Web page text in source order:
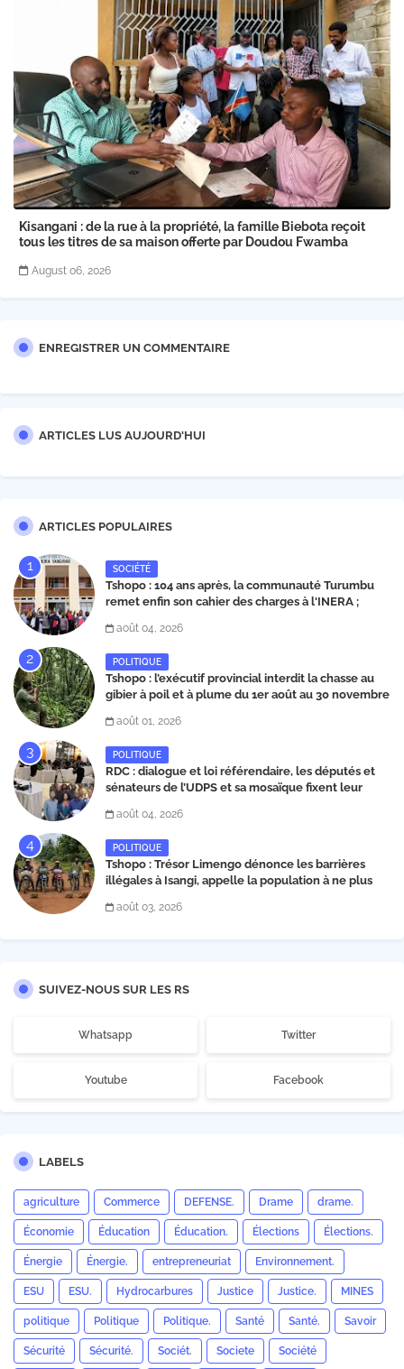
Kisangani : de la rue à la propriété, la famille Biebota reçoit
tous les titres de sa maison offerte par Doudou Fwamba
August 06, 2026
ENREGISTRER UN COMMENTAIRE
ARTICLES LUS AUJOURD'HUI
ARTICLES POPULAIRES
SOCIÉTÉ
Tshopo : 104 ans après, la communauté Turumbu
remet enfin son cahier des charges à l'INERA ;
août 04, 2026
POLITIQUE
Tshopo : l’exécutif provincial interdit la chasse au
gibier à poil et à plume du 1er août au 30 novembre
août 01, 2026
POLITIQUE
RDC : dialogue et loi référendaire, les députés et
sénateurs de l’UDPS et sa mosaïque fixent leur
Matata
août 04, 2026
POLITIQUE
Tshopo : Trésor Limengo dénonce les barrières
illégales à Isangi, appelle la population à ne plus
août 03, 2026
SUIVEZ-NOUS SUR LES RS
Whatsapp Twitter
Youtube Facebook
LABELS
agriculture Commerce DEFENSE. Drame drame.
Économie Éducation Éducation. Élections Élections.
Énergie Énergie. entrepreneuriat Environnement.
ESU ESU. Hydrocarbures Justice Justice. MINES
politique Politique Politique. Santé Santé. Savoir
Sécurité Sécurité. Sociét. Societe Société